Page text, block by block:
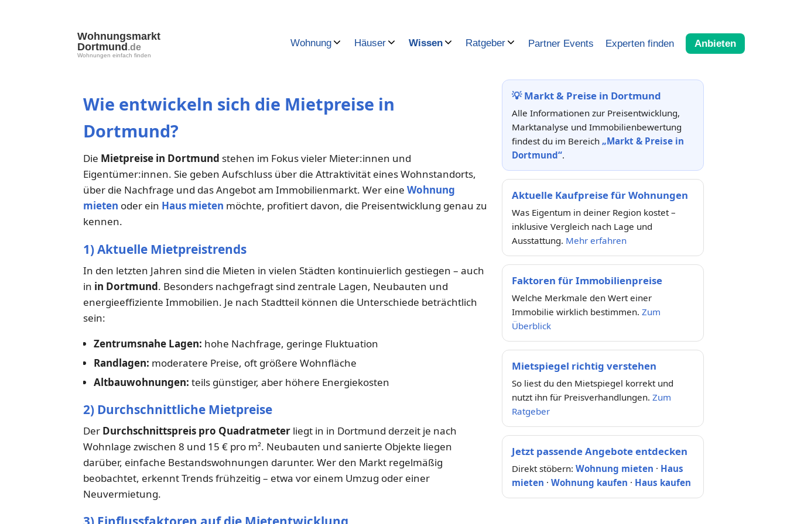
Dortmund.de
Wohnungen einfach finden
Anbieten
Wie entwickeln sich die Mietpreise in
Dortmund?
Die Mietpreise in Dortmund stehen im Fokus vieler Mieter:innen und
Eigentümer:innen. Sie geben Aufschluss über die Attraktivität eines Wohnstandorts,
über die Nachfrage und das Angebot am Immobilienmarkt. Wer eine Wohnung
mieten oder ein Haus mieten möchte, profitiert davon, die Preisentwicklung genau zu
kennen.
1) Aktuelle Mietpreistrends
In den letzten Jahren sind die Mieten in vielen Städten kontinuierlich gestiegen – auch
in in Dortmund. Besonders nachgefragt sind zentrale Lagen, Neubauten und
energieeffiziente Immobilien. Je nach Stadtteil können die Unterschiede beträchtlich
sein:
Zentrumsnahe Lagen: hohe Nachfrage, geringe Fluktuation
Randlagen: moderatere Preise, oft größere Wohnfläche
Altbauwohnungen: teils günstiger, aber höhere Energiekosten
2) Durchschnittliche Mietpreise
Der Durchschnittspreis pro Quadratmeter liegt in in Dortmund derzeit je nach
Wohnlage zwischen 8 und 15 € pro m². Neubauten und sanierte Objekte liegen
darüber, einfache Bestandswohnungen darunter. Wer den Markt regelmäßig
beobachtet, erkennt Trends frühzeitig – etwa vor einem Umzug oder einer
Neuvermietung.
💡Markt & Preise in Dortmund
Alle Informationen zur Preisentwicklung,
Marktanalyse und Immobilienbewertung
findest du im Bereich „Markt & Preise in
Dortmund“.
Aktuelle Kaufpreise für Wohnungen
Was Eigentum in deiner Region kostet –
inklusive Vergleich nach Lage und
Ausstattung. Mehr erfahren
Faktoren für Immobilienpreise
Welche Merkmale den Wert einer
Immobilie wirklich bestimmen. Zum
Überblick
Mietspiegel richtig verstehen
So liest du den Mietspiegel korrekt und
nutzt ihn für Preisverhandlungen. Zum
Ratgeber
Jetzt passende Angebote entdecken
Direkt stöbern: Wohnung mieten · Haus
mieten · Wohnung kaufen · Haus kaufen